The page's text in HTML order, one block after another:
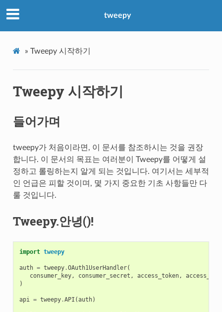
tweepy
» Tweepy 시작하기
Tweepy 시작하기
들어가며
tweepy가 처음이라면, 이 문서를 참조하시는 것을 권장
합니다. 이 문서의 목표는 여러분이 Tweepy를 어떻게 설
정하고 롤링하는지 알게 되는 것입니다. 여기서는 세부적
인 언급은 피할 것이며, 몇 가지 중요한 기초 사항들만 다
룰 것입니다.
Tweepy.안녕()!
import tweepy
auth = tweepy.OAuth1UserHandler(
consumer_key, consumer_secret , access_token,
)
api = tweepy.API (auth)